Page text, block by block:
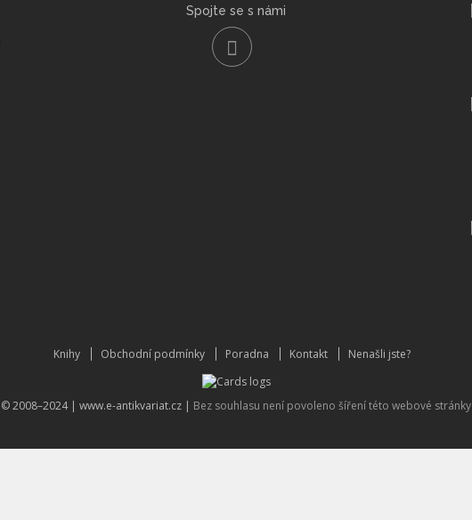
Spojte se s námi
Knihy Obchodní podmínky Poradna Kontakt Nenašli jste?
© 2008–2024 | www.e-antikvariat.cz | Bez souhlasu není povoleno šíření této webové stránky